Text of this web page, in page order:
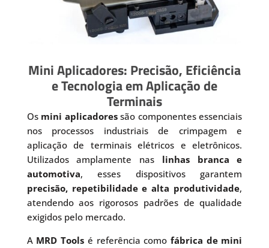
Mini Aplicadores: Precisão, Eficiência
e Tecnologia em Aplicação de
Terminais
Os mini aplicadoressão componentes essenciais
nos processos industriais de crimpagem e
aplicação de terminais elétricos e eletrônicos.
Utilizados amplamente nas linhas branca e
automotiva, esses dispositivos garantem
precisão, repetibilidade e alta produtividade,
atendendo aos rigorosos padrões de qualidade
exigidos pelo mercado.
A MRD Tools é referência como fábrica de mini